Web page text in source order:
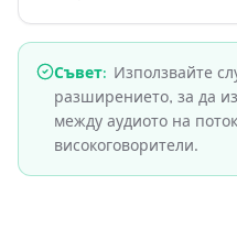
Съвет: Използвайте
разширението, за да
между аудиото на
високоговорители.